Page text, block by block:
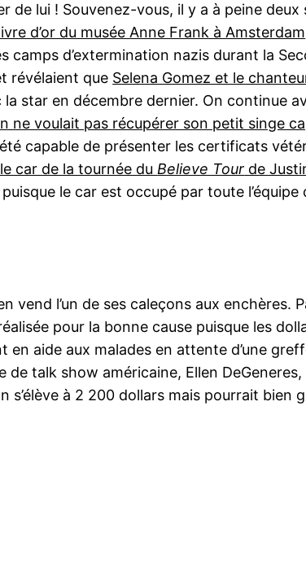
lui ! Souvenez-vous, il y a à peine deux
d’or du musée Anne Frank à Amsterdam
d’extermination nazis durant la
révélaient que Selena Gomez et le
star en décembre dernier. On continue
ne voulait pas récupérer son petit singe
capable de présenter les certificats
car de la tournée du Believe Tour de
le car est occupé par toute l’équipe
l’un de ses caleçons aux enchères.
pour la bonne cause puisque les
en aide aux malades en attente d’une
talk show américaine, Ellen
s’élève à 2 200 dollars mais pourrait bien